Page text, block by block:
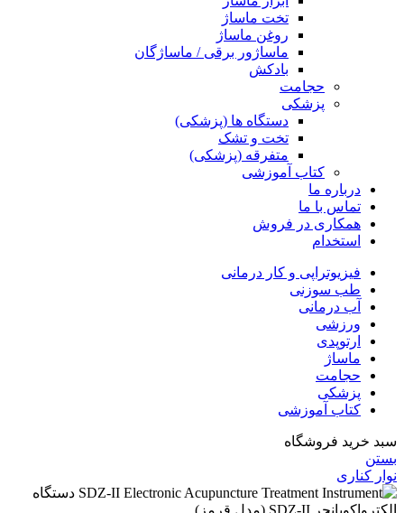
تخت ماساژ
روغن ماساژ
ماساژور برقی / ماساژگان
بادکش
حجامت
پزشکی
دستگاه ها (پزشکی)
تخت و تشک
متفرقه (پزشکی)
کتاب آموزشی
درباره ما
تماس با ما
همکاری در فروش
استخدام
فیزیوتراپی و کار درمانی
طب سوزنی
آب درمانی
ورزشی
ارتوپدی
ماساژ
حجامت
پزشکی
کتاب آموزشی
سبد خرید فروشگاه
بستن
نوار کناری